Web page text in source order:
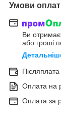
Умови
Ви
або гроші
Післяплата
Оплата на
Оплата за